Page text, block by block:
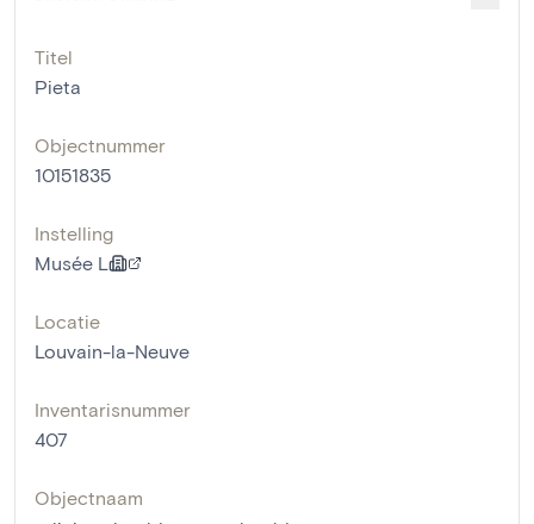
Titel
Pieta
Objectnummer
10151835
Instelling
Musée L
Locatie
Louvain-la-Neuve
Inventarisnummer
407
Objectnaam